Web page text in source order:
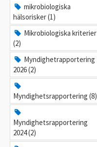
mikrobiologiska
hälsorisker (1)
Mikrobiologiska kriterier
(2)
Myndighetrapportering
2026 (2)
Myndighetsrapportering (8)
Myndighetsrapportering
2024 (2)